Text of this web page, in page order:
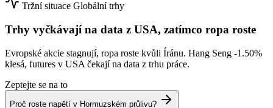
Tržní situace Globální trhy
Trhy vyčkávají na data z USA, zatímco ropa roste
Evropské akcie stagnují, ropa roste kvůli Íránu. Hang Seng -1.50%
klesá, futures v USA čekají na data z trhu práce.
Zeptejte se na to
Proč roste napětí v Hormuzském průlivu?